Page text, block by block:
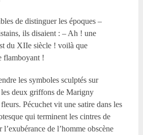
de distinguer les époques –
ils disaient : – Ah ! une
du XIIe siècle ! voilà que
flamboyant !
les symboles sculptés sur
deux griffons de Marigny
Pécuchet vit une satire dans les
qui terminent les cintres de
de l’homme obscène